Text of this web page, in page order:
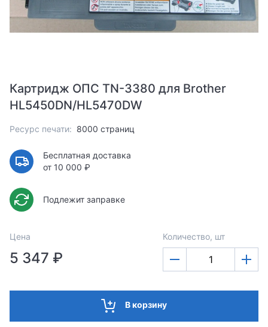
Картридж ОПС TN-3380 для Brother
HL5450DN/HL5470DW
Ресурс печати: 8000 страниц
Бесплатная доставка
от 10 000 ₽
Подлежит заправке
Цена
5 347 ₽
Количество, шт
В корзину